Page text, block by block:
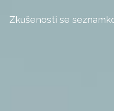
Zkušenosti se